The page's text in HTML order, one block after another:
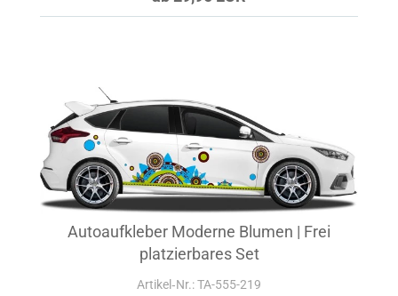
Autoaufkleber Moderne Blumen | Frei
platzierbares Set
Artikel‑Nr.: TA-555-219